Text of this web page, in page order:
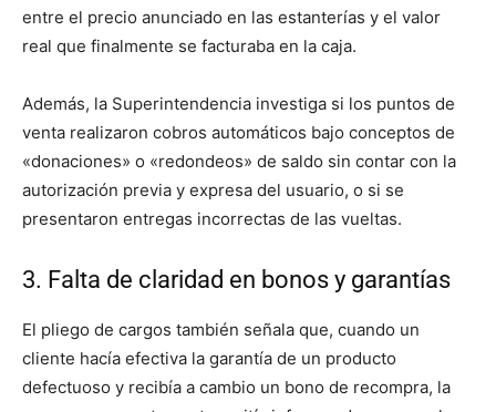
entre el precio anunciado en las estanterías y el valor
real que finalmente se facturaba en la caja.
Además, la Superintendencia investiga si los puntos de
venta realizaron cobros automáticos bajo conceptos de
«donaciones» o «redondeos» de saldo sin contar con la
autorización previa y expresa del usuario, o si se
presentaron entregas incorrectas de las vueltas.
3. Falta de claridad en bonos y garantías
El pliego de cargos también señala que, cuando un
cliente hacía efectiva la garantía de un producto
defectuoso y recibía a cambio un bono de recompra, la